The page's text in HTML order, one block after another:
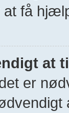
at få
at
er